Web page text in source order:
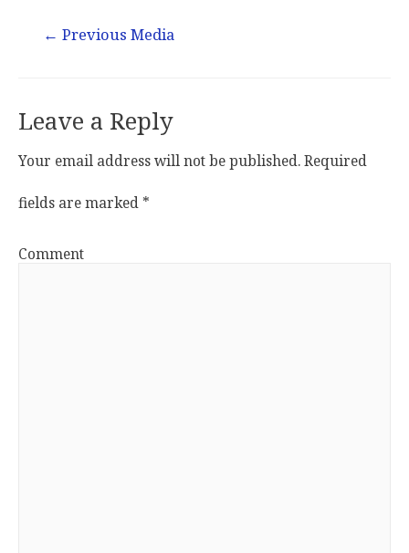
← Previous Media
Leave a Reply
Your email address will not be published.Required
fields are marked *
Comment